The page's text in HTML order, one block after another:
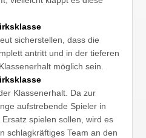
sicherstellen, dass die
antritt und in der tieferen
möglich sein.
Klassenerhalt. Da zur
aufstrebende Spieler in
spielen sollen, wird es
schlagkräftiges Team an den